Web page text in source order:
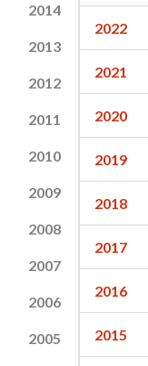
2014
2013
2012
2011
2010
2009
2008
2007
2006
2005
2022
2021
2020
2019
2018
2017
2016
2015